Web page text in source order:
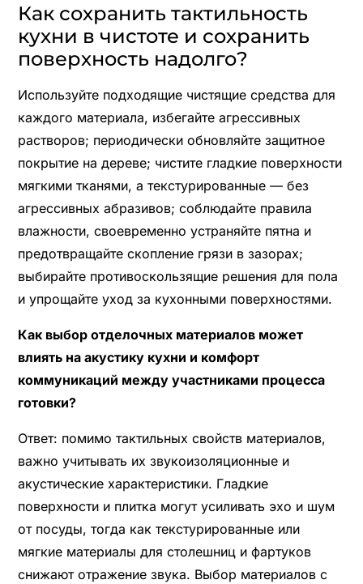
Как сохранить тактильность
кухни в чистоте и сохранить
поверхность надолго?
Используйте подходящие чистящие средства для
каждого материала, избегайте агрессивных
растворов; периодически обновляйте защитное
покрытие на дереве; чистите гладкие поверхности
мягкими тканями, а текстурированные — без
агрессивных абразивов; соблюдайте правила
влажности, своевременно устраняйте пятна и
предотвращайте скопление грязи в зазорах;
выбирайте противоскользящие решения для пола
и упрощайте уход за кухонными поверхностями.
Как выбор отделочных материалов может
влиять на акустику кухни и комфорт
коммуникаций между участниками процесса
готовки?
Ответ: помимо тактильных свойств материалов,
важно учитывать их звукоизоляционные и
акустические характеристики. Гладкие
поверхности и плитка могут усиливать эхо и шум
от посуды, тогда как текстурированные или
мягкие материалы для столешниц и фартуков
снижают отражение звука. Выбор материалов с